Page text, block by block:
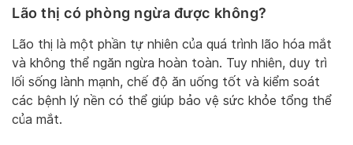
Lão thị có phòng ngừa được không?
Lão thị là một phần tự nhiên của quá trình lão hóa mắt
và không thể ngăn ngừa hoàn toàn. Tuy nhiên, duy trì
lối sống lành mạnh, chế độ ăn uống tốt và kiểm soát
các bệnh lý nền có thể giúp bảo vệ sức khỏe tổng thể
của mắt.